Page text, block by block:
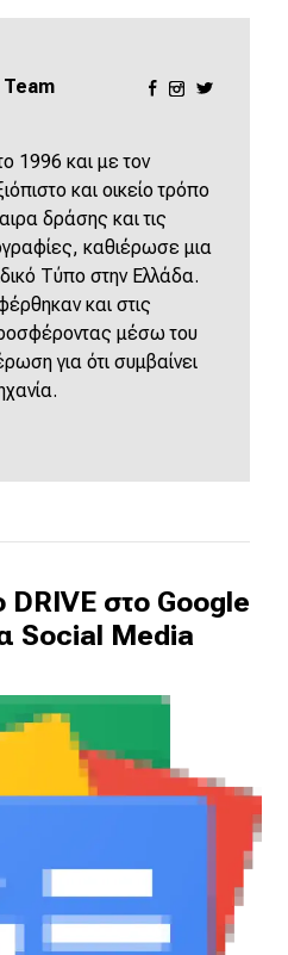
Team
1996 και με τον
και οικείο τρόπο
δράσης και τις
καθιέρωσε μια
Τύπο στην Ελλάδα.
και στις
μέσω του
για ότι συμβαίνει
DRIVE στο Google
Social Media